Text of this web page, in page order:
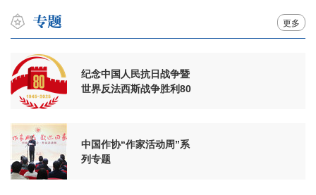
更多
纪念中国人民抗日战争暨
世界反法西斯战争胜利80
中国作协“作家活动周”系
列专题